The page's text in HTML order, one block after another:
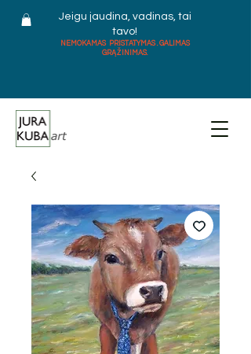
Jeigu jaudina, vadinas, tai
tavo!
NEMOKAMAS PRISTATYMAS . GALIMAS
GRĄŽINIMAS.